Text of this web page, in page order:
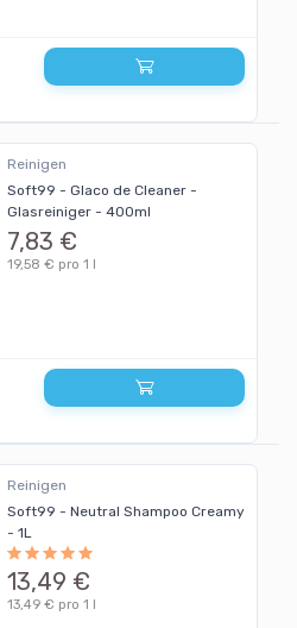
Reinigen
Soft99 - Glaco de Cleaner -
Glasreiniger - 400ml
7,83 €
19,58 € pro 1 l
Reinigen
Soft99 - Neutral Shampoo Creamy
- 1L
13,49 €
13,49 € pro 1 l